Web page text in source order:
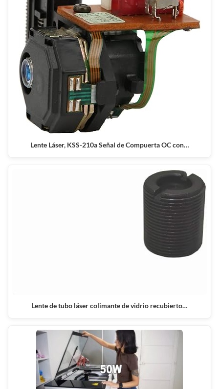
Lente Láser, KSS-210a Señal de Compuerta OC con…
Lente de tubo láser colimante de vidrio recubierto…